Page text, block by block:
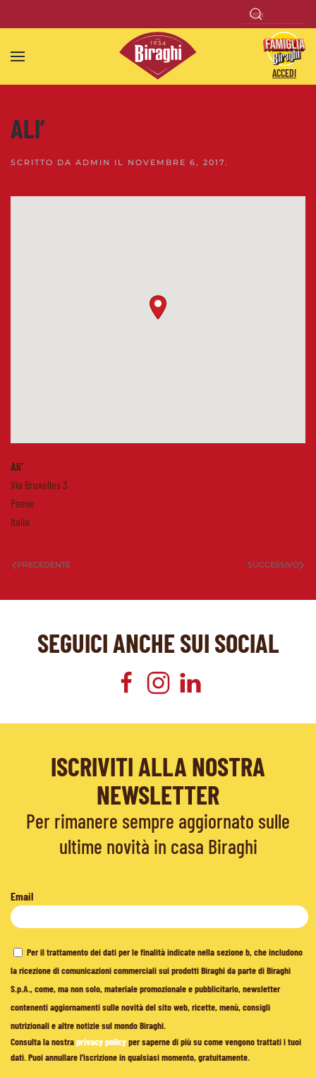
Skip to main content
ACCEDI
ALI’
SCRITTO DA ADMIN IL NOVEMBRE 6, 2017.
Ali’
Via Bruxelles 3
Paese
Italia
PRECEDENTE SUCCESSIVO
SEGUICI ANCHE SUI SOCIAL
ISCRIVITI ALLA NOSTRA
NEWSLETTER
Per rimanere sempre aggiornato sulle
ultime novità in casa Biraghi
Email
Per il trattamento dei dati per le finalità indicate nella sezione b, che includono
la ricezione di comunicazioni commerciali sui prodotti Biraghi da parte di Biraghi
S.p.A., come, ma non solo, materiale promozionale e pubblicitario, newsletter
contenenti aggiornamenti sulle novità del sito web, ricette, menù, consigli
nutrizionali e altre notizie sul mondo Biraghi.
Consulta la nostraprivacy policyper saperne di più su come vengono trattati i tuoi
dati. Puoi annullare l'iscrizione in qualsiasi momento, gratuitamente.